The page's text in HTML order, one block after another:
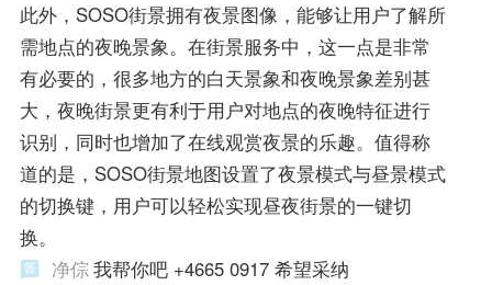
此外，SOSO街景拥有夜景图像，能够让用户了解所
需地点的夜晚景象。在街景服务中，这一点是非常
有必要的，很多地方的白天景象和夜晚景象差别甚
大，夜晚街景更有利于用户对地点的夜晚特征进行
识别，同时也增加了在线观赏夜景的乐趣。值得称
道的是，SOSO街景地图设置了夜景模式与昼景模式
的切换键，用户可以轻松实现昼夜街景的一键切
换。
净倧我帮你吧 +4665 0917 希望采纳